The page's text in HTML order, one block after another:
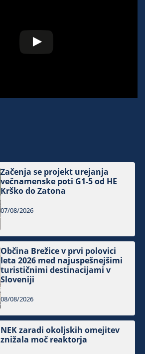
Začenja se projekt urejanja
večnamenske poti G1-5 od HE
Krško do Zatona
07/08/2026
Občina Brežice v prvi polovici
leta 2026 med najuspešnejšimi
turističnimi destinacijami v
Sloveniji
08/08/2026
NEK zaradi okoljskih omejitev
znižala moč reaktorja